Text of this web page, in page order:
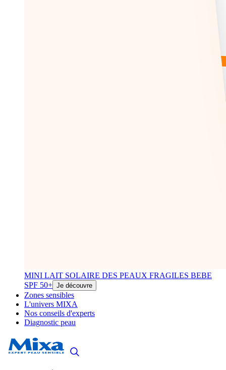
MINI LAIT SOLAIRE DES PEAUX FRAGILES BEBE
SPF 50+ Je découvre
Zones sensibles
L'univers MIXA
Nos conseils d'experts
Diagnostic peau